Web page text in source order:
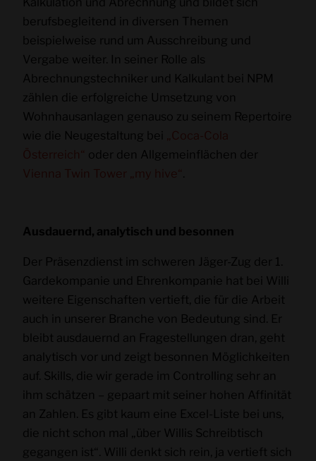
berufsbegleitend in diversen Themen
beispielweise rund um Ausschreibung und
Vergabe weiter. In seiner Rolle als
Abrechnungstechniker und Kalkulant bei NPM
zählen die erfolgreiche Umsetzung von
Wohnhausanlagen genauso zu seinem Repertoire
wie die Neugestaltung bei „Coca-Cola
Österreich“ oder den Allgemeinflächen der
Vienna Twin Tower „my hive“.
Ausdauernd, analytisch und besonnen
Der Präsenzdienst im schweren Jäger-Zug der 1.
Gardekompanie und Ehrenkompanie hat bei Willi
weitere Eigenschaften vertieft, die für die Arbeit
auch in unserer Branche von Bedeutung sind. Er
bleibt ausdauernd an Fragestellungen dran, geht
analytisch vor und zeigt besonnen Möglichkeiten
auf. Skills, die wir gerade im Controlling sehr an
ihm schätzen – gepaart mit seiner hohen Affinität
an Zahlen. Es gibt kaum eine Excel-Liste bei uns,
die nicht schon mal „über Willis Schreibtisch
gegangen ist“. Willi denkt sich rein, ja vertieft sich